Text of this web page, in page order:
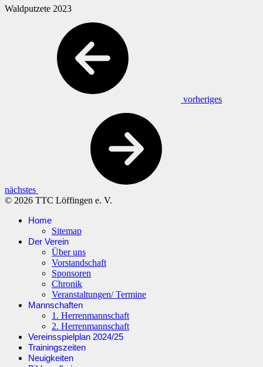
Waldputzete 2023
vorheriges
nächstes
© 2026 TTC Löffingen e. V.
Home
Sitemap
Der Verein
Über uns
Vorstandschaft
Sponsoren
Chronik
Veranstaltungen/ Termine
Mannschaften
1. Herrenmannschaft
2. Herrenmannschaft
Vereinsspielplan 2024/25
Trainingszeiten
Neuigkeiten